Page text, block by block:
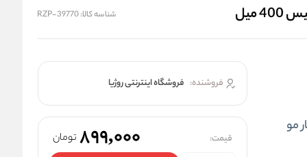
شناسه کالا:RZP-39770
فروشنده: فروشگاه اینترنتی روژیا
قیمت: 899,000 تومان